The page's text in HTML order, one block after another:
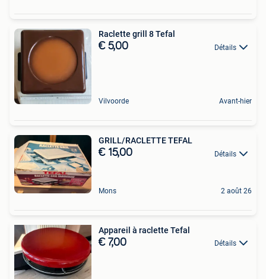
Raclette grill 8 Tefal
€ 5,00 Détails
Vilvoorde Avant-hier
GRILL/RACLETTE TEFAL
€ 15,00 Détails
Mons 2 août 26
Appareil à raclette Tefal
€ 7,00 Détails